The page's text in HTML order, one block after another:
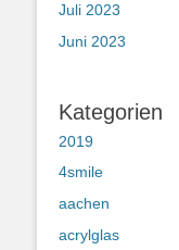
Juli 2023
Juni 2023
Kategorien
2019
4smile
aachen
acrylglas